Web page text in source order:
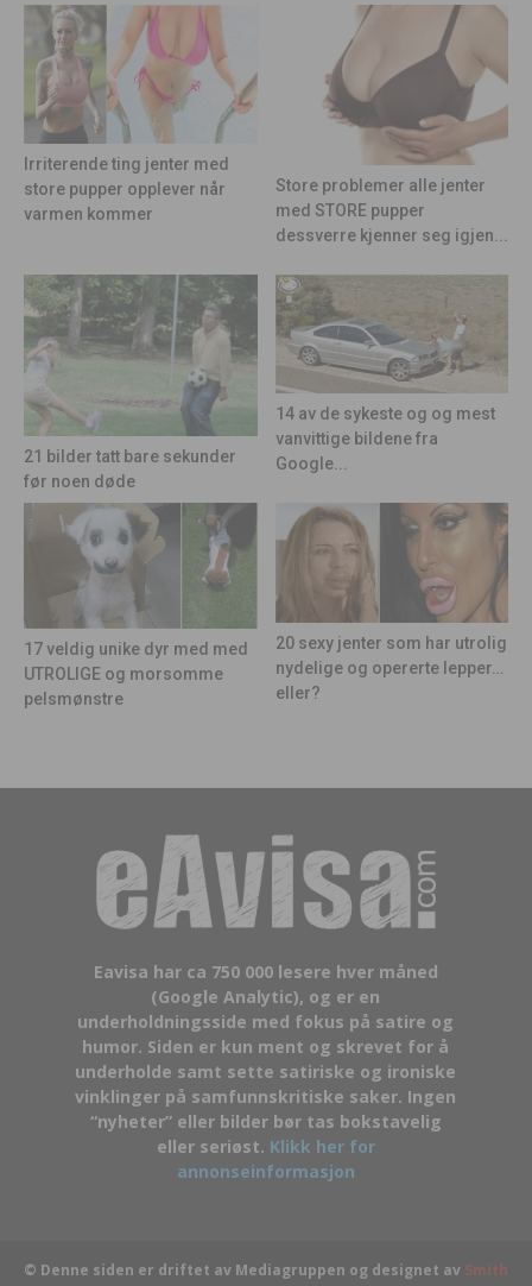
Irriterende ting jenter med
store pupper opplever når
varmen kommer
Store problemer alle jenter
med STORE pupper
dessverre kjenner seg igjen...
21 bilder tatt bare sekunder
før noen døde
14 av de sykeste og og mest
vanvittige bildene fra
Google...
17 veldig unike dyr med med
UTROLIGE og morsomme
pelsmønstre
20 sexy jenter som har utrolig
nydelige og opererte lepper…
eller?
Eavisa har ca 750 000 lesere hver måned
(Google Analytic), og er en
underholdningsside med fokus på satire og
humor. Siden er kun ment og skrevet for å
underholde samt sette satiriske og ironiske
vinklinger på samfunnskritiske saker. Ingen
“nyheter” eller bilder bør tas bokstavelig
eller seriøst. Klikk her for
annonseinformasjon
© Denne siden er driftet av Mediagruppen og designet av Smith